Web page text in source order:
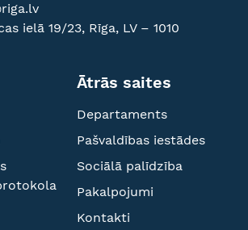
ielā 19/23, Rīga, LV – 1010
Ātrās saites
Departaments
Pašvaldības iestādes
Sociālā palīdzība
Pakalpojumi
Kontakti